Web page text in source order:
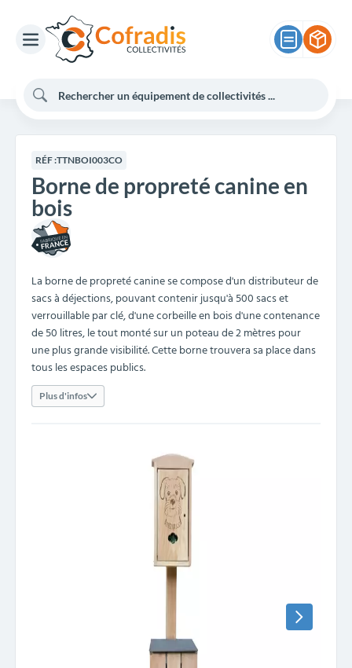
RÉF :TTNBOI003CO
Borne de propreté canine en
bois
La borne de propreté canine se compose d'un distributeur de
sacs à déjections, pouvant contenir jusqu'à 500 sacs et
verrouillable par clé, d'une corbeille en bois d'une contenance
de 50 litres, le tout monté sur un poteau de 2 mètres pour
une plus grande visibilité. Cette borne trouvera sa place dans
tous les espaces publics.
Plus d'infos